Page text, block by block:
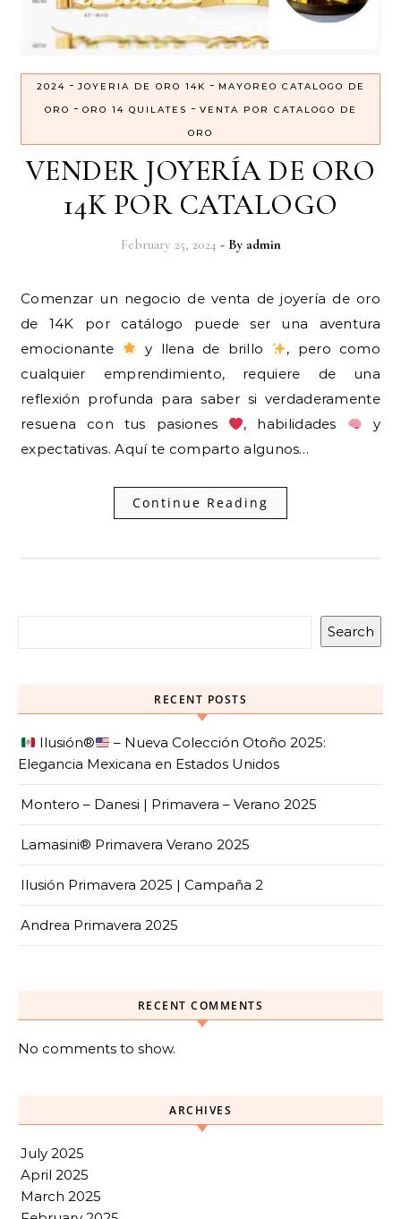
2024 - JOYERIA DE ORO 14K - MAYOREO CATALOGO DE
ORO - ORO 14 QUILATES - VENTA POR CATALOGO DE
ORO
VENDER JOYERÍA DE ORO
14K POR CATALOGO
February 25, 2024 - By admin
Comenzar un negocio de venta de joyería de oro
de 14K por catálogo puede ser una aventura
emocionante
y llena de brillo
, pero como
cualquier emprendimiento, requiere de una
reflexión profunda para saber si verdaderamente
resuena con tus pasiones
, habilidades
y
expectativas. Aquí te comparto algunos…
Continue Reading
Search
RECENT POSTS
Ilusión®️
– Nueva Colección Otoño 2025:
Elegancia Mexicana en Estados Unidos
Montero – Danesi | Primavera – Verano 2025
Lamasini® Primavera Verano 2025
Ilusión Primavera 2025 | Campaña 2
Andrea Primavera 2025
RECENT COMMENTS
No comments to show.
ARCHIVES
July 2025
April 2025
March 2025